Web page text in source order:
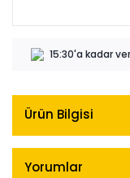
15:30'a kadar
Ürün Bilgisi
Yorumlar